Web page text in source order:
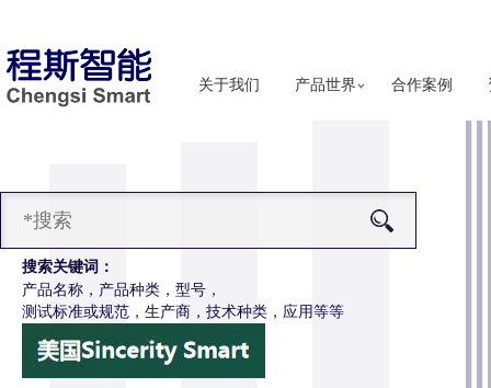
关于我们 产品世界 合作案例
搜索关键词：
产品名称，产品种类，型号，
测试标准或规范，生产商，技术种类，应用等等
高配款噬菌体穿透抗渗透测试仪